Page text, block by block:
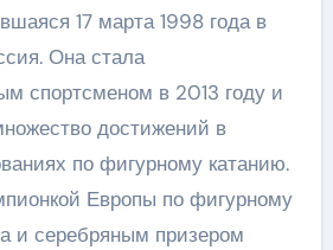
17 марта 1998 года в
Она стала
спортсменом в 2013 году и
достижений в
по фигурному катанию.
Европы по фигурному
и серебряным призером